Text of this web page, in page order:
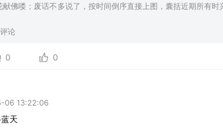
献佛喽；废话不多说了，按时间倒序直接上图，囊括近期所有
论
0 0
06 13:22:06
天